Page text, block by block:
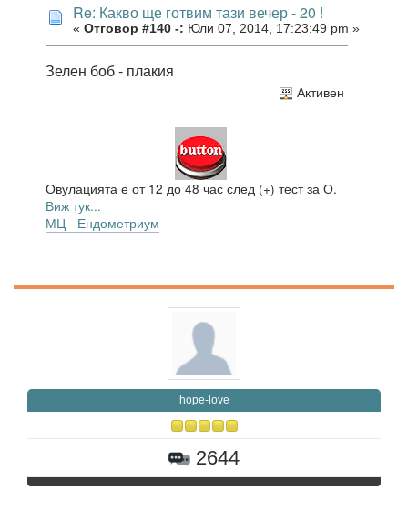
Re: Какво ще готвим тази вечер - 20 !
« Отговор #140 -: Юли 07, 2014, 17:23:49 pm »
Зелен боб - плакия
Активен
Овулацията е от 12 до 48 час след (+) тест за О.
Виж тук...
МЦ - Ендометриум
hope-love
2644